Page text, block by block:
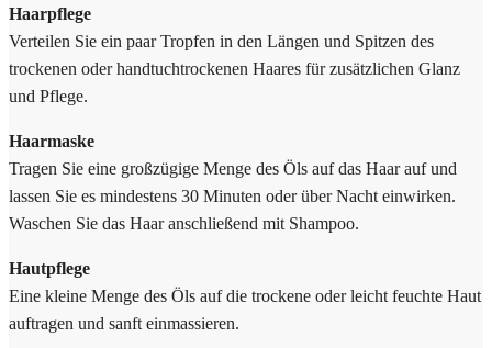
Haarpflege
Verteilen Sie ein paar Tropfen in den Längen und Spitzen des
trockenen oder handtuchtrockenen Haares für zusätzlichen Glanz
und Pflege.
Haarmaske
Tragen Sie eine großzügige Menge des Öls auf das Haar auf und
lassen Sie es mindestens 30 Minuten oder über Nacht einwirken.
Waschen Sie das Haar anschließend mit Shampoo.
Hautpflege
Eine kleine Menge des Öls auf die trockene oder leicht feuchte Haut
auftragen und sanft einmassieren.